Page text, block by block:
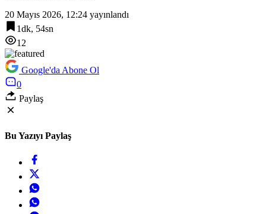
20 Mayıs 2026, 12:24 yayınlandı
1dk, 54sn
12
Google'da Abone Ol
0
Paylaş
Bu Yazıyı Paylaş